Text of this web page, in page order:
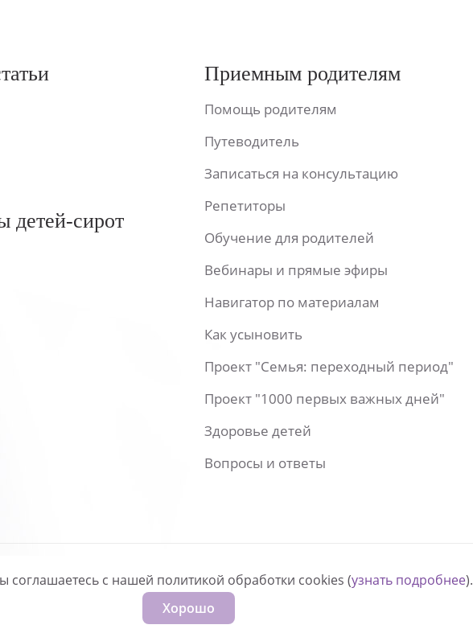
детей-сирот
Приемным родителям
Помощь родителям
Путеводитель
Записаться на консультацию
Репетиторы
Обучение для родителей
Вебинары и прямые эфиры
Навигатор по материалам
Как усыновить
Проект "Семья: переходный период"
Проект "1000 первых важных дней"
Здоровье детей
Вопросы и ответы
соглашаетесь с нашей политикой обработки cookies (узнать подробнее).
Хорошо